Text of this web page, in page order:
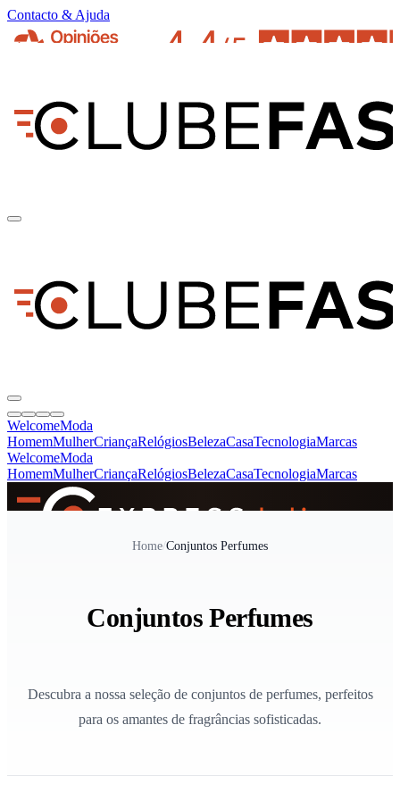
Contacto & Ajuda
WelcomeModa
HomemMulherCriançaRelógiosBelezaCasaTecnologiaMarcas
WelcomeModa
HomemMulherCriançaRelógiosBelezaCasaTecnologiaMarcas
Home/Conjuntos Perfumes
Conjuntos Perfumes
Descubra a nossa seleção de conjuntos de perfumes, perfeitos
para os amantes de fragrâncias sofisticadas.